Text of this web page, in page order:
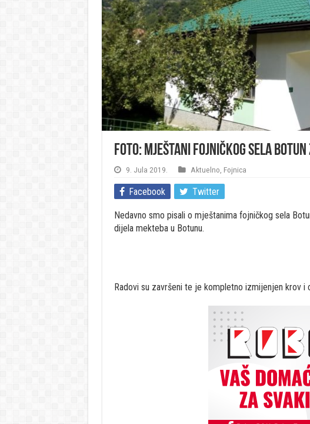
FOTO: Mještani fojničkog sela
9. Jula 2019. Aktuelno Fojnica
Facebook Twitter
Nedavno smo pisali o mještanima fojničkog sela
dijela mekteba u Botunu.
Radovi su završeni te je kompletno izmijenjen krov i